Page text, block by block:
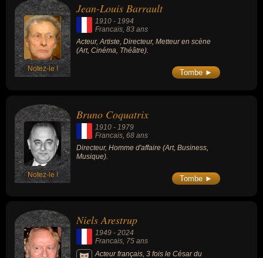
Notez-le !
Jean-Louis Barrault
1910 - 1994
Francais, 83 ans
Acteur, Artiste, Directeur, Metteur en scène
(Art, Cinéma, Théâtre).
Tombe ►
Notez-le !
Bruno Coquatrix
1910 - 1979
Francais , 68 ans
Directeur, Homme d'affaire (Art, Business,
Musique).
Tombe ►
Niels Arestrup
1949 - 2024
Francais, 75 ans
Acteur français, 3 fois le César du